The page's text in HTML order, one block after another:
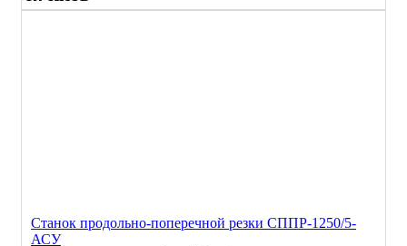
Станок продольно-поперечной резки СППР-1250/5-
АСУ